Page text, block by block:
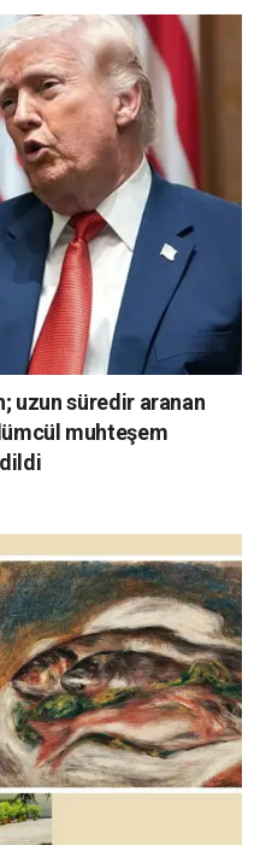
uzun süredir aranan
muhteşem